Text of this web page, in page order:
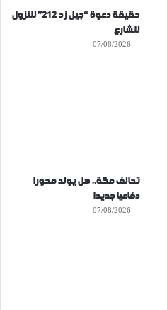
حقيقة دعوة “جيل زد 212” للنزول
للشارع
07/08/2026
تحالف مكة.. هل يولد محورا
دفاعيا جديدا
07/08/2026